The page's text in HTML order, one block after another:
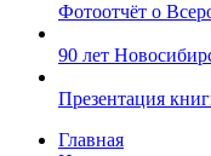
Фотоотчёт о
90 лет
Презентация
Главная